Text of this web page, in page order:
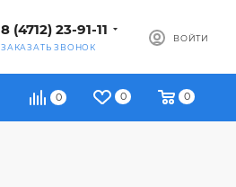
8 (4712) 23-91-11
ЗАКАЗАТЬ ЗВОНОК
ВОЙТИ
0 0 0